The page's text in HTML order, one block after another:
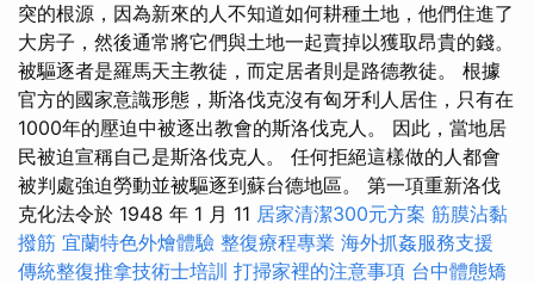
突的根源，因為新來的人不知道如何耕種土地，他們住進了
大房子，然後通常將它們與土地一起賣掉以獲取昂貴的錢。
被驅逐者是羅馬天主教徒，而定居者則是路德教徒。 根據
官方的國家意識形態，斯洛伐克沒有匈牙利人居住，只有在
1000年的壓迫中被逐出教會的斯洛伐克人。 因此，當地居
民被迫宣稱自己是斯洛伐克人。 任何拒絕這樣做的人都會
被判處強迫勞動並被驅逐到蘇台德地區。 第一項重新洛伐
克化法令於 1948 年 1 月 11 居家清潔300元方案 筋膜沾黏
撥筋 宜蘭特色外燴體驗 整復療程專業 海外抓姦服務支援
傳統整復推拿技術士培訓 打掃家裡的注意事項 台中體態矯